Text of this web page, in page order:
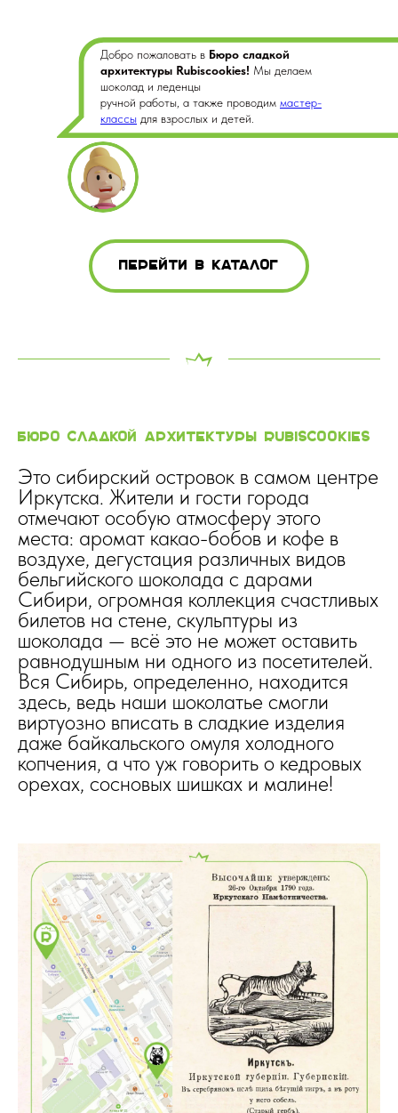
Добро пожаловать в Бюро сладкой
архитектуры Rubiscookies! Мы делаем
шоколад и леденцы
ручной работы, а также проводим мастер-
классы для взрослых и детей.
перейти в каталог
Бюро сладкой архитектуры rubiscookies
Это сибирский островок в самом центре
Иркутска. Жители и гости города
отмечают особую атмосферу этого
места: аромат какао-бобов и кофе в
воздухе, дегустация различных видов
бельгийского шоколада с дарами
Сибири, огромная коллекция счастливых
билетов на стене, скульптуры из
шоколада — всё это не может оставить
равнодушным ни одного из посетителей.
Вся Сибирь, определенно, находится
здесь, ведь наши шоколатье смогли
виртуозно вписать в сладкие изделия
даже байкальского омуля холодного
копчения, а что уж говорить о кедровых
орехах, сосновых шишках и малине!